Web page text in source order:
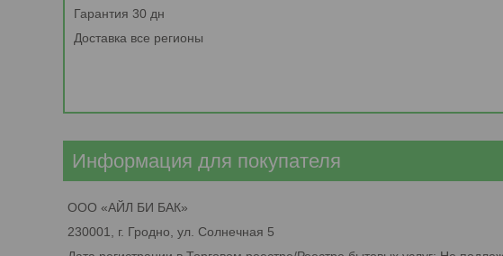
Гарантия 30 дн
Доставка все регионы
Информация для покупателя
ООО «АЙЛ БИ БАК»
230001, г. Гродно, ул. Солнечная 5